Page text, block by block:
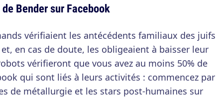
Bender sur Facebook
vérifiaient les antécédents familiaux des juifs
en cas de doute, les obligeaient à baisser leur
vérifieront que vous avez au moins 50% de
qui sont liés à leurs activités : commencez par
de métallurgie et les stars post-humaines sur